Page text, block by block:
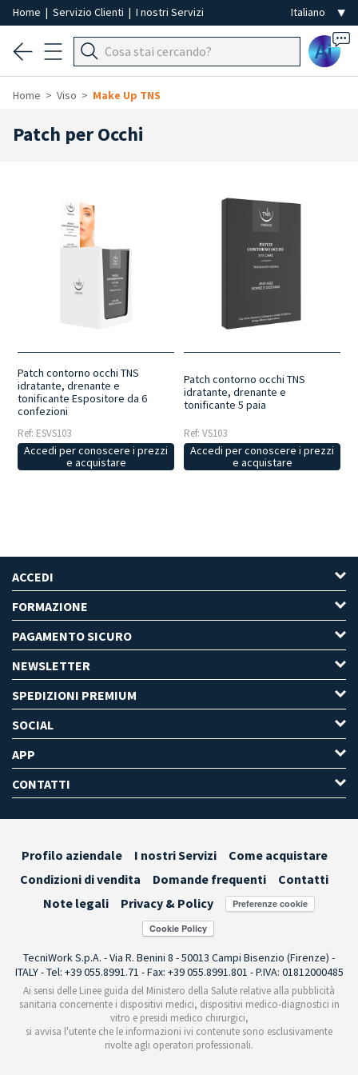
Home | Servizio Clienti | I nostri Servizi
Ai
Home Viso Make Up TNS
Patch per Occhi
Patch contorno occhi TNS
idratante, drenante e
tonificante Espositore da 6
confezioni
Ref: ESVS103
Accedi per conoscere i prezzi
e acquistare
Patch contorno occhi TNS
idratante, drenante e
tonificante 5 paia
Ref: VS103
Accedi per conoscere i prezzi
e acquistare
ACCEDI
FORMAZIONE
PAGAMENTO SICURO
NEWSLETTER
SPEDIZIONI PREMIUM
SOCIAL
APP
CONTATTI
Profilo aziendale I nostri Servizi
Come acquistare
Condizioni di vendita
Domande frequenti
Contatti
Note legali
Privacy & Policy Preferenze cookie
TecniWork S.p.A. - Via R. Benini 8 - 50013 Campi Bisenzio (Firenze) -
ITALY - Tel: +39 055.8991.71 - Fax: +39 055.8991.801 - P.IVA: 01812000485
Ai sensi delle Linee guida del Ministero della Salute relative alla pubblicità
sanitaria concernente i dispositivi medici, dispositivi medico-diagnostici in
vitro e presidi medico chirurgici,
si avvisa l'utente che le informazioni ivi contenute sono esclusivamente
rivolte agli operatori professionali.